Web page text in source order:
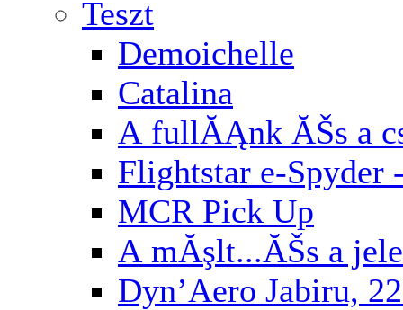
Teszt
Demoichelle
Catalina
A fullĂĄnk ĂŠs a
Flightstar e-Spyder
MCR Pick Up
A mĂşlt...ĂŠs a
Dyn’Aero Jabiru,